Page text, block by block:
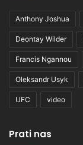
Anthony Joshua
Deontay Wilder
Francis Ngannou
Oleksandr Usyk
UFC video
Prati nas